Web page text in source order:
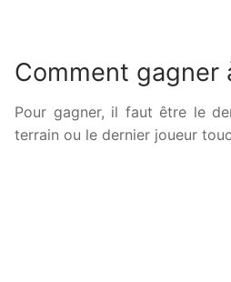
Comment gagner
Pour gagner, il faut être le
terrain ou le dernier joueur